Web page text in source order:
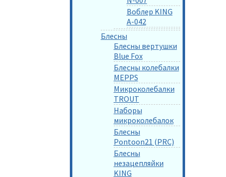
Воблер KING
A-042
Блесны
Блесны вертушки
Blue Fox
Блесны колебалки
MEPPS
Микроколебалки
TROUT
Наборы
микроколебалок
Блесны
Pontoon21 (PRC)
Блесны
незацепляйки
KING